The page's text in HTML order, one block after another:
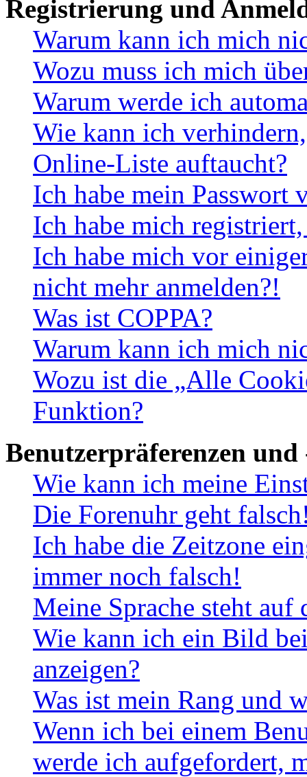
Registrierung und
Warum kann ich mich
Wozu muss ich mich
Warum werde ich
Wie kann ich
Online-Liste auftaucht?
Ich habe mein Passwort
Ich habe mich
Ich habe mich vor
nicht mehr anmelden?!
Was ist COPPA?
Warum kann ich mich
Wozu ist die „Alle
Funktion?
Benutzerpräferenzen und
Wie kann ich meine
Die Forenuhr geht
Ich habe die Zeitzone
immer noch falsch!
Meine Sprache steht
Wie kann ich ein Bild
anzeigen?
Was ist mein Rang und
Wenn ich bei einem
werde ich aufgefordert,